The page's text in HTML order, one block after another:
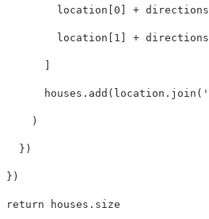
location [0 ] + directions
location [ 1 ] + directions
]
houses . add ( location . join ( '
)
})
})
return houses . size